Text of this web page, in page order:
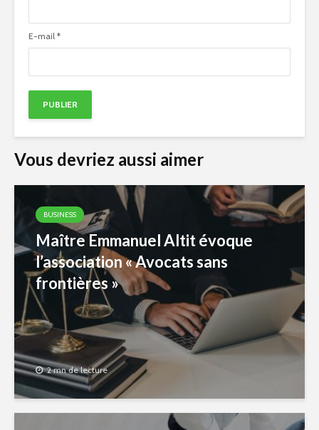
E-mail *
Vous devriez aussi aimer
BUSINESS
Maître Emmanuel Altit évoque
l’association « Avocats sans
frontières »
2 mn de lecture